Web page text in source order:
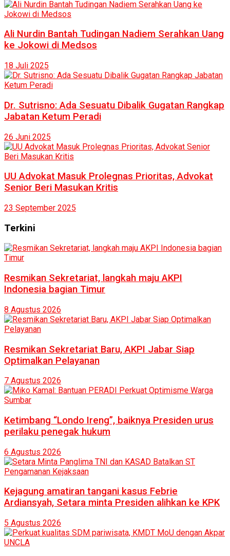
Ali Nurdin Bantah Tudingan Nadiem Serahkan Uang
ke Jokowi di Medsos
18 Juli 2025
Dr. Sutrisno: Ada Sesuatu Dibalik Gugatan Rangkap
Jabatan Ketum Peradi
26 Juni 2025
UU Advokat Masuk Prolegnas Prioritas, Advokat
Senior Beri Masukan Kritis
23 September 2025
Terkini
Resmikan Sekretariat, langkah maju AKPI
Indonesia bagian Timur
8 Agustus 2026
Resmikan Sekretariat Baru, AKPI Jabar Siap
Optimalkan Pelayanan
7 Agustus 2026
Ketimbang “Londo Ireng”, baiknya Presiden urus
perilaku penegak hukum
6 Agustus 2026
Kejagung amatiran tangani kasus Febrie
Ardiansyah, Setara minta Presiden alihkan ke KPK
5 Agustus 2026